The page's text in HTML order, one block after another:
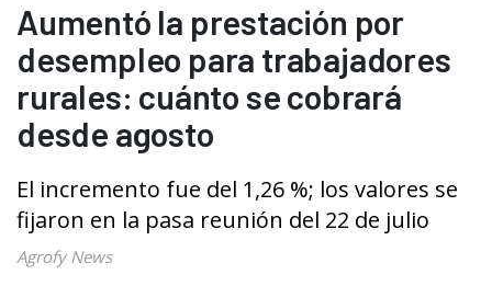
Aumentó la prestación por
desempleo para trabajadores
rurales: cuánto se cobrará
desde agosto
El incremento fue del 1,26 %; los valores se
fijaron en la pasa reunión del 22 de julio
Agrofy News